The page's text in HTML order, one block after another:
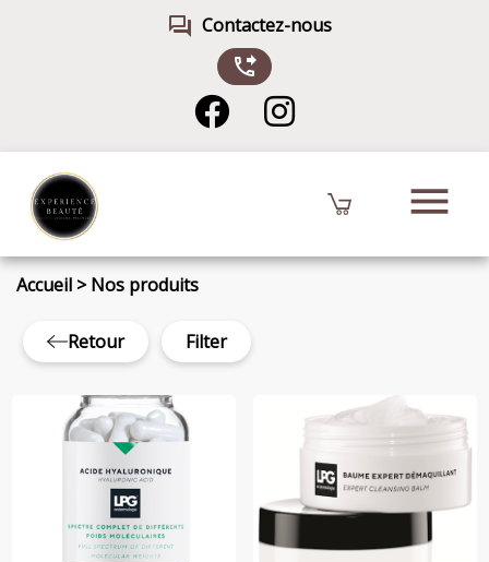
forum Contactez-nous
phone_forwarded
menu
Accueil >Nos produits
Retour Filter